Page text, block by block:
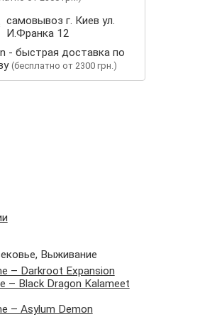
самовывоз г. Киев ул.
И.Франка 12
- быстрая доставка по
(бесплатно от 2300 грн.)
Выживание
– Darkroot Expansion
– Black Dragon Kalameet
– Asylum Demon